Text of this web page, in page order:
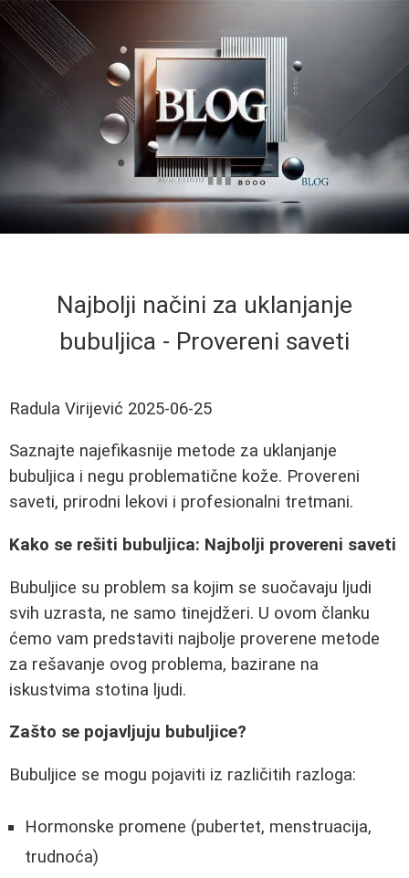
Najbolji načini za uklanjanje
bubuljica - Provereni saveti
Radula Virijević 2025-06-25
Saznajte najefikasnije metode za uklanjanje
bubuljica i negu problematične kože. Provereni
saveti, prirodni lekovi i profesionalni tretmani.
Kako se rešiti bubuljica: Najbolji provereni saveti
Bubuljice su problem sa kojim se suočavaju ljudi
svih uzrasta, ne samo tinejdžeri. U ovom članku
ćemo vam predstaviti najbolje proverene metode
za rešavanje ovog problema, bazirane na
iskustvima stotina ljudi.
Zašto se pojavljuju bubuljice?
Bubuljice se mogu pojaviti iz različitih razloga:
Hormonske promene (pubertet, menstruacija,
trudnoća)